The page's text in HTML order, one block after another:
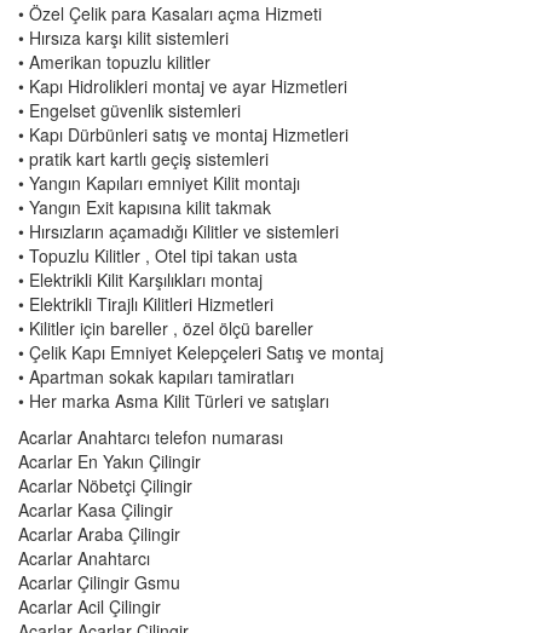
• Özel Çelik para Kasaları açma Hizmeti
• Hırsıza karşı kilit sistemleri
• Amerikan topuzlu kilitler
• Kapı Hidrolikleri montaj ve ayar Hizmetleri
• Engelset güvenlik sistemleri
• Kapı Dürbünleri satış ve montaj Hizmetleri
• pratik kart kartlı geçiş sistemleri
• Yangın Kapıları emniyet Kilit montajı
• Yangın Exit kapısına kilit takmak
• Hırsızların açamadığı Kilitler ve sistemleri
• Topuzlu Kilitler , Otel tipi takan usta
• Elektrikli Kilit Karşılıkları montaj
• Elektrikli Tirajlı Kilitleri Hizmetleri
• Kilitler için bareller , özel ölçü bareller
• Çelik Kapı Emniyet Kelepçeleri Satış ve montaj
• Apartman sokak kapıları tamiratları
• Her marka Asma Kilit Türleri ve satışları
Acarlar Anahtarcı telefon numarası
Acarlar En Yakın Çilingir
Acarlar Nöbetçi Çilingir
Acarlar Kasa Çilingir
Acarlar Araba Çilingir
Acarlar Anahtarcı
Acarlar Çilingir Gsmu
Acarlar Acil Çilingir